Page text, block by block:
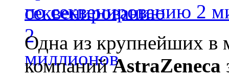
по секвенированию 2
Одна из крупнейших в
компанийAstraZeneca